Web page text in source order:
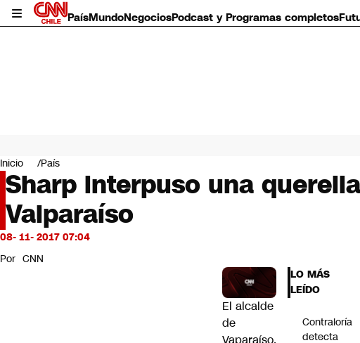
PaísMundoNegociosPodcast y Programas completos
Mundo
Negocios
Deportes
Programas completos
Cultura
Servicios
Bits
CNN Data
Inicio País
Sharp interpuso una
Valparaíso
08- 11- 2017 07:04
Por CNN
El alcalde
de
Vaparaíso,
LO MÁS
LEÍDO
Contraloría
detecta